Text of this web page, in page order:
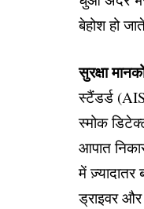
बेहोश हो
सुरक्षा
स्टैंडर्ड
स्मोक
आपात
में ज़्यादातर
ड्राइवर